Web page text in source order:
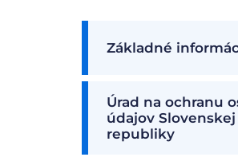
Základné
Úrad na ochranu
údajov Slovenskej
republiky